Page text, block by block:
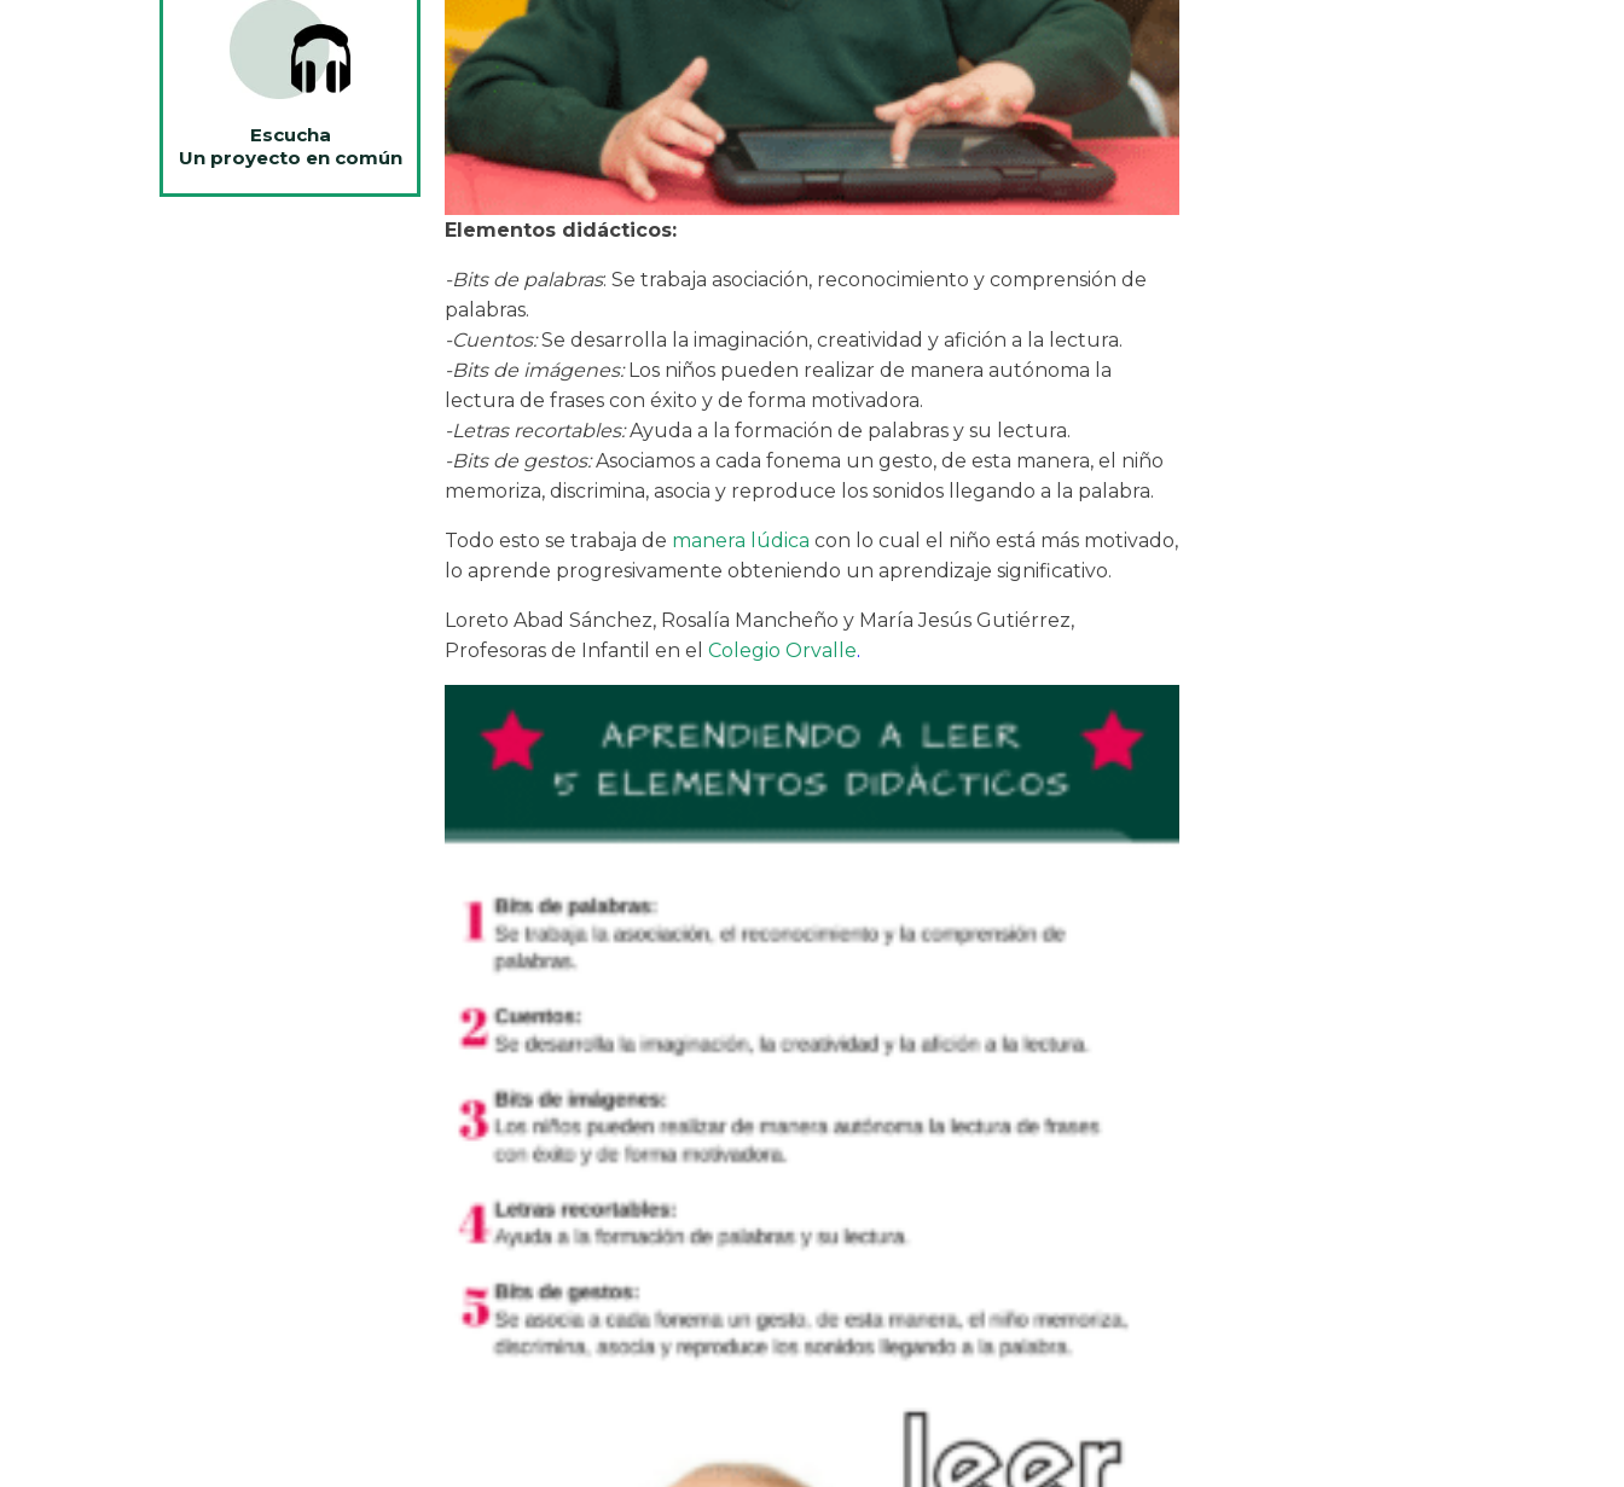
Escucha
Un proyecto en común
Elementos didácticos:
-Bits de palabras: Se trabaja asociación, reconocimiento y comprensión de
palabras.
-Cuentos:Se desarrolla la imaginación, creatividad y afición a la lectura.
-Bits de imágenes:Los niños pueden realizar de manera autónoma la
lectura de frases con éxito y de forma motivadora.
-Letras recortables:Ayuda a la formación de palabras y su lectura.
-Bits de gestos:Asociamos a cada fonema un gesto, de esta manera, el niño
memoriza, discrimina, asocia y reproduce los sonidos llegando a la palabra.
Todo esto se trabaja de manera lúdica con lo cual el niño está más motivado,
lo aprende progresivamente obteniendo un aprendizaje significativo.
Loreto Abad Sánchez, Rosalía Mancheño y María Jesús Gutiérrez,
Profesoras de Infantil en el Colegio Orvalle.